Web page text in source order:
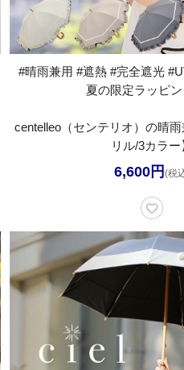
#晴雨兼用 #遮熱 #完全遮光
夏の限定ラッピ
centelleo（センテリオ）の晴
リル/3カラー
6,600円 (税